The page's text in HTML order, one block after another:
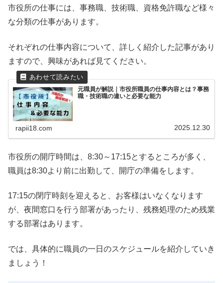
市役所の仕事には、事務職、技術職、資格免許職など様々
な分類の仕事があります。
それぞれの仕事内容について、詳しく紹介した記事があり
ますので、興味があれば見てください。
元職員が解説｜市役所職員の仕事内容とは？事務
職・技術職の違いと必要な能力
rapii18.com 2025.12.30
市役所の開庁時間は、8:30～17:15とするところが多く、
職員は8:30より前に出勤して、開庁の準備をします。
17:15の閉庁時刻を迎えると、お客様はいなくなります
が、夜間窓口を行う部署があったり、残務処理のため残業
する部署はあります。
では、具体的に職員の一日のスケジュールを紹介していき
ましょう！